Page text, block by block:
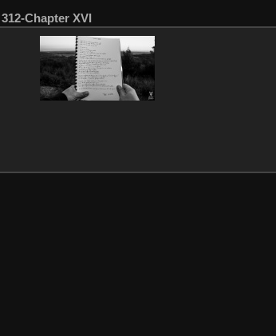
312-Chapter XVI